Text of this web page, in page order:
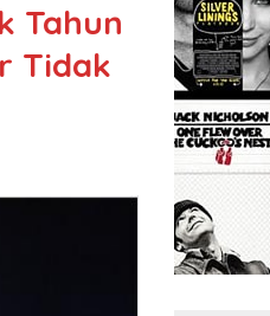
Tahun
Tidak